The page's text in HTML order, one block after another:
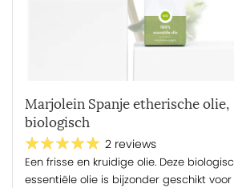
Marjolein Spanje etherische olie,
biologisch
2 reviews
Een frisse en kruidige olie. Deze
essentiële olie is bijzonder geschikt voor